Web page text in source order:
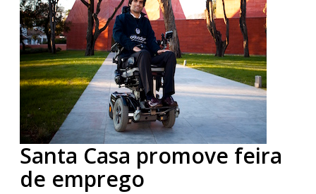
Santa Casa promove feira
de emprego